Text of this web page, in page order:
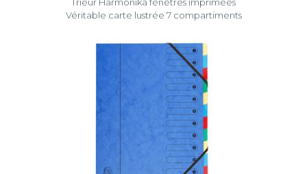
Véritable carte lustrée 7 compartiments